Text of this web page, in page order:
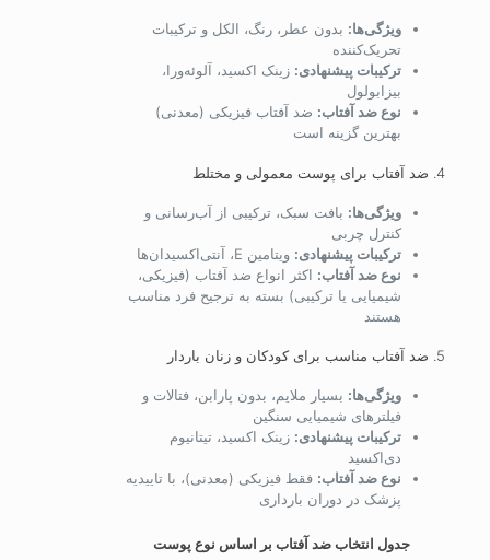
ویژگی‌ها: بدون عطر، رنگ، الکل و ترکیبات
تحریک‌کننده
ترکیبات پیشنهادی: زینک اکسید، آلوئه‌ورا،
بیزابولول
نوع ضد آفتاب: ضد آفتاب فیزیکی (معدنی)
بهترین گزینه است
4. ضد آفتاب برای پوست معمولی و مختلط
ویژگی‌ها: بافت سبک، ترکیبی از آب‌رسانی و
کنترل چربی
ترکیبات پیشنهادی: ویتامین E، آنتی‌اکسیدان‌ها
نوع ضد آفتاب: اکثر انواع ضد آفتاب (فیزیکی،
شیمیایی یا ترکیبی) بسته به ترجیح فرد مناسب
هستند
5. ضد آفتاب مناسب برای کودکان و زنان باردار
ویژگی‌ها: بسیار ملایم، بدون پارابن، فتالات و
فیلترهای شیمیایی سنگین
ترکیبات پیشنهادی: زینک اکسید، تیتانیوم
دی‌اکسید
نوع ضد آفتاب: فقط فیزیکی (معدنی)، با تاییدیه
پزشک در دوران بارداری
جدول انتخاب ضد آفتاب بر اساس نوع پوست